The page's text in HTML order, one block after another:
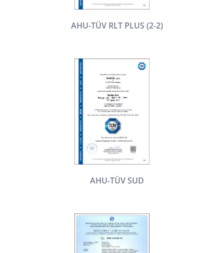
AHU-TÜV RLT PLUS (2-2)
AHU-TÜV SUD